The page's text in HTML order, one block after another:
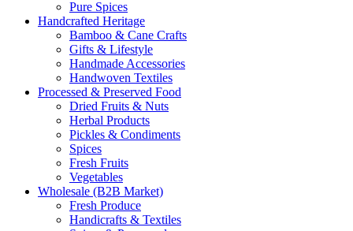
Pure Spices
Handcrafted Heritage
Bamboo & Cane Crafts
Gifts & Lifestyle
Handmade Accessories
Handwoven Textiles
Processed & Preserved Food
Dried Fruits & Nuts
Herbal Products
Pickles & Condiments
Spices
Fresh Fruits
Vegetables
Wholesale (B2B Market)
Fresh Produce
Handicrafts & Textiles